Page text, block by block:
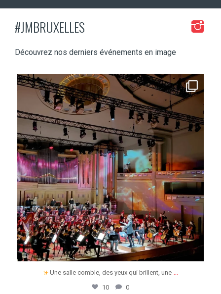
#JMBRUXELLES
Découvrez nos derniers événements en image
jmbruxelles
Fév 2
Une salle comble, des yeux qui brillent, une ...
10 0